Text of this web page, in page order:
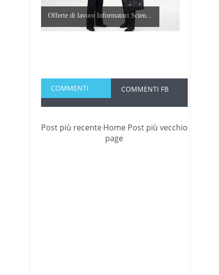
Offerte di lavoro Informatori Scien...
COMMENTI COMMENTI FB
Post più recente Post più vecchio
Home
page